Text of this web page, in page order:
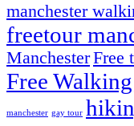
manchester
freetour
ManchesterFree
Free
manchester gay tour